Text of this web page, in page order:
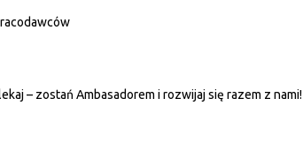
– zostań Ambasadorem i rozwijaj się razem z nami!